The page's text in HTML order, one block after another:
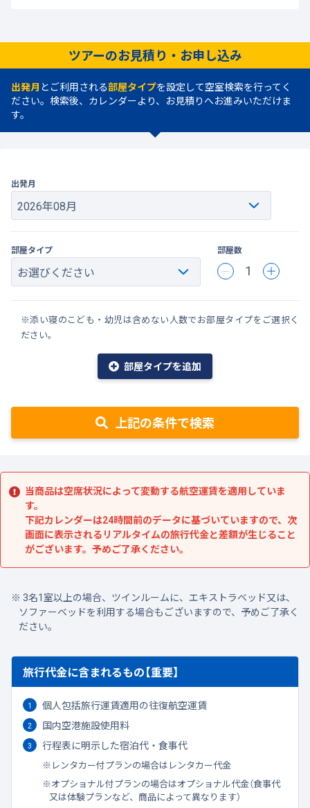
ツアーのお見積り・お申し込み
出発月 とご利用される部屋タイプを設定して空室検索を行ってく
ださい。検索後、カレンダーより、お見積りへお進みいただけま
す。
出発月
部屋タイプ 部屋数
1
※添い寝のこども・幼児は含めない人数でお部屋タイプをご選択く
ださい。
部屋タイプを追加
上記の条件で検索
当商品は空席状況によって変動する航空運賃を適用していま
す。
下記カレンダーは24時間前のデータに基づいていますので、次
画面に表示されるリアルタイムの旅行代金と差額が生じること
がございます。予めご了承ください。
3名1室以上の場合、ツインルームに、エキストラベッド又は、
ソファーベッドを利用する場合もございますので、予めご了承く
ださい。
旅行代金に含まれるもの【重要】
個人包括旅行運賃適用の往復航空運賃
国内空港施設使用料
行程表に明示した宿泊代・食事代
レンタカー付プランの場合はレンタカー代金
オプショナル付プランの場合はオプショナル代金（食事代
又は体験プランなど、商品によって異なります）